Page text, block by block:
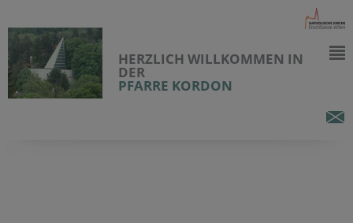
HERZLICH WILLKOMMEN IN
DER
PFARRE KORDON